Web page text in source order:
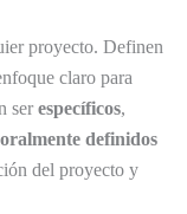
proyecto. Definen
claro para
ser específicos,
definidos
del proyecto y